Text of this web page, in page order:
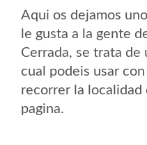
Aqui os dejamos
le gusta a la gente
Cerrada, se trata de
cual podeis usar
recorrer la localidad
pagina.